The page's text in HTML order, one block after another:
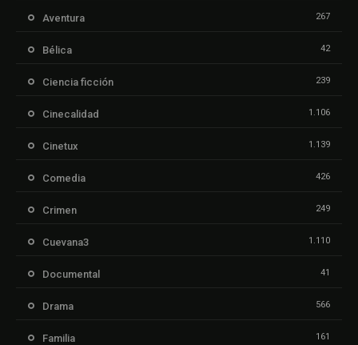
Aventura 267
Bélica 42
Ciencia ficción 239
Cinecalidad 1.106
Cinetux 1.139
Comedia 426
Crimen 249
Cuevana3 1.110
Documental 41
Drama 566
Familia 161